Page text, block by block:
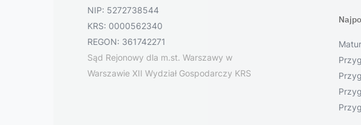
NIP: 5272738544
KRS: 0000562340
REGON: 361742271
Sąd Rejonowy dla m.st. Warszawy w
Warszawie XII Wydział Gospodarczy KRS